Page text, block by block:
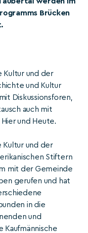
Brücken
Kultur und der
und Kultur
Diskussionsforen,
auch mit
und Heute.
Kultur und der
Stiftern
mit der Gemeinde
gerufen und hat
in die
und
Kaufmännische